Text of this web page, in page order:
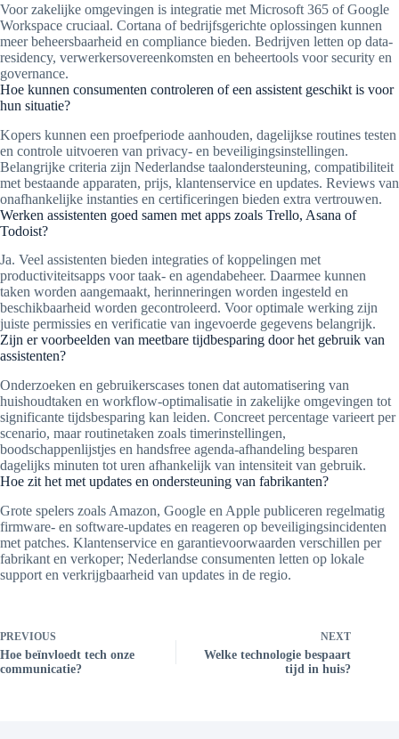
Voor zakelijke omgevingen is integratie met Microsoft 365 of Google
Workspace cruciaal. Cortana of bedrijfsgerichte oplossingen kunnen
meer beheersbaarheid en compliance bieden. Bedrijven letten op data-
residency, verwerkersovereenkomsten en beheertools voor security en
governance.
Hoe kunnen consumenten controleren of een assistent geschikt is voor
hun situatie?
Kopers kunnen een proefperiode aanhouden, dagelijkse routines testen
en controle uitvoeren van privacy- en beveiligingsinstellingen.
Belangrijke criteria zijn Nederlandse taalondersteuning, compatibiliteit
met bestaande apparaten, prijs, klantenservice en updates. Reviews van
onafhankelijke instanties en certificeringen bieden extra vertrouwen.
Werken assistenten goed samen met apps zoals Trello, Asana of
Todoist?
Ja. Veel assistenten bieden integraties of koppelingen met
productiviteitsapps voor taak- en agendabeheer. Daarmee kunnen
taken worden aangemaakt, herinneringen worden ingesteld en
beschikbaarheid worden gecontroleerd. Voor optimale werking zijn
juiste permissies en verificatie van ingevoerde gegevens belangrijk.
Zijn er voorbeelden van meetbare tijdbesparing door het gebruik van
assistenten?
Onderzoeken en gebruikerscases tonen dat automatisering van
huishoudtaken en workflow-optimalisatie in zakelijke omgevingen tot
significante tijdsbesparing kan leiden. Concreet percentage varieert per
scenario, maar routinetaken zoals timerinstellingen,
boodschappenlijstjes en handsfree agenda-afhandeling besparen
dagelijks minuten tot uren afhankelijk van intensiteit van gebruik.
Hoe zit het met updates en ondersteuning van fabrikanten?
Grote spelers zoals Amazon, Google en Apple publiceren regelmatig
firmware- en software-updates en reageren op beveiligingsincidenten
met patches. Klantenservice en garantievoorwaarden verschillen per
fabrikant en verkoper; Nederlandse consumenten letten op lokale
support en verkrijgbaarheid van updates in de regio.
PREVIOUS
Hoe beïnvloedt tech onze
communicatie?
NEXT
Welke technologie bespaart
tijd in huis?